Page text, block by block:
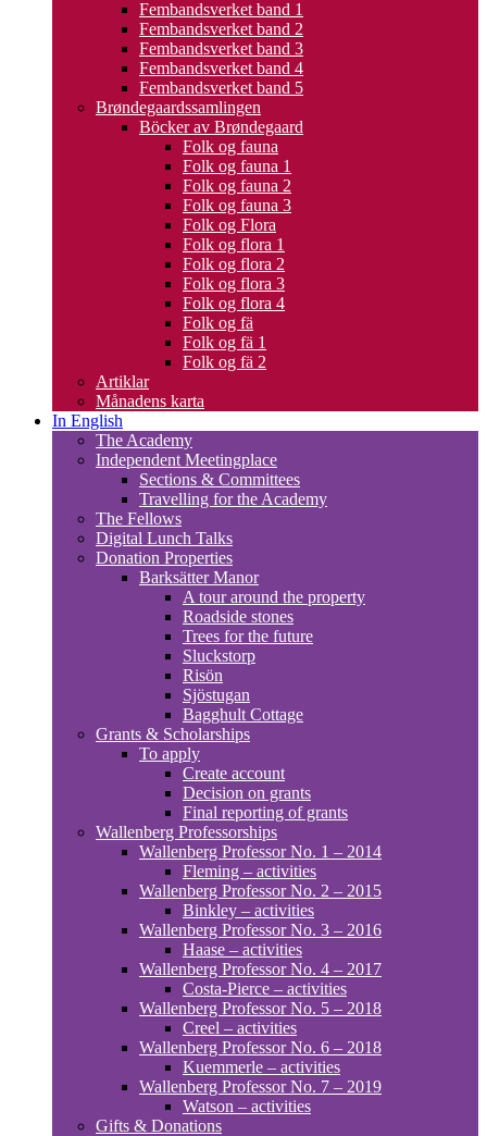
Fembandsverket band 1
Fembandsverket band 2
Fembandsverket band 3
Fembandsverket band 4
Fembandsverket band 5
Brøndegaardssamlingen
Böcker av Brøndegaard
Folk og fauna
Folk og fauna 1
Folk og fauna 2
Folk og fauna 3
Folk og Flora
Folk og flora 1
Folk og flora 2
Folk og flora 3
Folk og flora 4
Folk og fä
Folk og fä 1
Folk og fä 2
Artiklar
Månadens karta
In English
The Academy
Independent Meetingplace
Sections & Committees
Travelling for the Academy
The Fellows
Digital Lunch Talks
Donation Properties
Barksätter Manor
A tour around the property
Roadside stones
Trees for the future
Sluckstorp
Risön
Sjöstugan
Bagghult Cottage
Grants & Scholarships
To apply
Create account
Decision on grants
Final reporting of grants
Wallenberg Professorships
Wallenberg Professor No. 1 – 2014
Fleming – activities
Wallenberg Professor No. 2 – 2015
Binkley – activities
Wallenberg Professor No. 3 – 2016
Haase – activities
Wallenberg Professor No. 4 – 2017
Costa-Pierce – activities
Wallenberg Professor No. 5 – 2018
Creel – activities
Wallenberg Professor No. 6 – 2018
Kuemmerle – activities
Wallenberg Professor No. 7 – 2019
Watson – activities
Gifts & Donations